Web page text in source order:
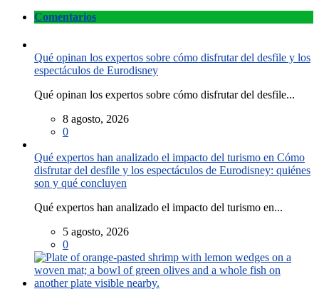
Comentarios
Qué opinan los expertos sobre cómo disfrutar del desfile y los
espectáculos de Eurodisney
Qué opinan los expertos sobre cómo disfrutar del desfile...
8 agosto, 2026
0
Qué expertos han analizado el impacto del turismo en Cómo
disfrutar del desfile y los espectáculos de Eurodisney: quiénes
son y qué concluyen
Qué expertos han analizado el impacto del turismo en...
5 agosto, 2026
0